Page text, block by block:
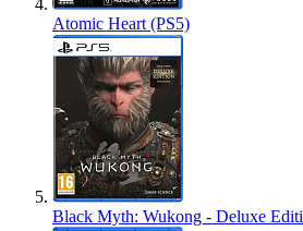
Atomic Heart (PS5)
Black Myth: Wukong - Deluxe